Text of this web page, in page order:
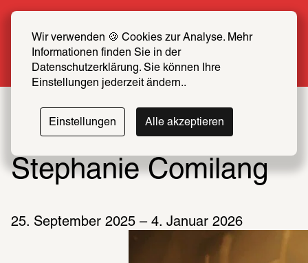
Wir verwenden 🍪 Cookies zur Analyse. Mehr
Informationen finden Sie in der
Datenschutzerklärung. Sie können Ihre
Einstellungen jederzeit ändern..
Einstellungen Alle akzeptieren
SCHIRN FREUND*IN werden
Mehr erfahren
SCHIRN
Stephanie Comilang
25. September 2025 – 4. Januar 2026